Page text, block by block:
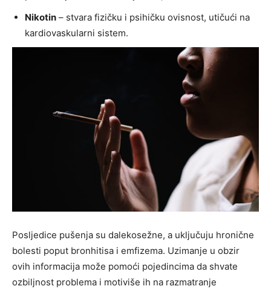
Nikotin – stvara fizičku i psihičku ovisnost, utičući na
kardiovaskularni sistem.
Posljedice pušenja su dalekosežne, a uključuju hronične
bolesti poput bronhitisa i emfizema. Uzimanje u obzir
ovih informacija može pomoći pojedincima da shvate
ozbiljnost problema i motiviše ih na razmatranje